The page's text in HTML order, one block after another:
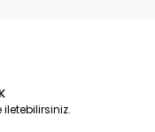
iletebilirsiniz.